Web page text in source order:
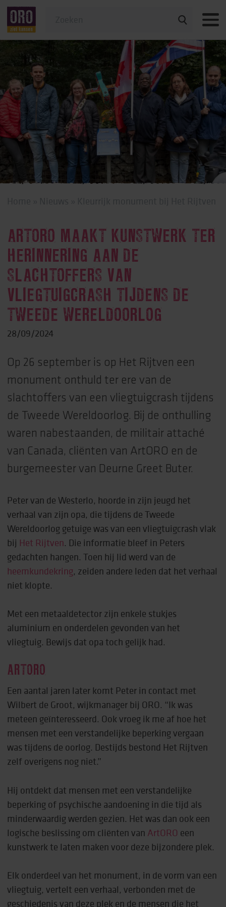
Veelgestelde vragen
ARTORO MAAKT KUNSTWERK TER
HERINNERING AAN DE
SLACHTOFFERS VAN
VLIEGTUIGCRASH TIJDENS DE
TWEEDE WERELDOORLOG
28/09/2024
Op 26 september is op Het Rijtven een
monument onthuld ter ere van de
slachtoffers van een vliegtuigcrash tijdens
de Tweede Wereldoorlog. Bij de onthulling
waren nabestaanden, de militair attaché
van Canada, cliënten van ArtORO en de
burgemeester van Deurne Greet Buter.
Peter van de Westerlo, hoorde in zijn jeugd het
verhaal van zijn opa, die tijdens de Tweede
Wereldoorlog getuige was van een vliegtuigcrash vlak
bij Het Rijtven. Die informatie bleef in Peters
gedachten hangen. Toen hij lid werd van de
heemkundekring, zeiden andere leden dat het verhaal
niet klopte.
Met een metaaldetector zijn enkele stukjes
aluminium en onderdelen gevonden van het
vliegtuig. Bewijs dat opa toch gelijk had.
ARTORO
Een aantal jaren later komt Peter in contact met
Wilbert de Groot, wijkmanager bij ORO. “Ik was
meteen geïnteresseerd. Ook vroeg ik me af hoe het
mensen met een verstandelijke beperking vergaan
was tijdens de oorlog. Destijds bestond Het Rijtven
zelf overigens nog niet.”
Hij ontdekt dat mensen met een verstandelijke
beperking of psychische aandoening in die tijd als
minderwaardig werden gezien. Het was dan ook een
logische beslissing om cliënten van ArtORO een
kunstwerk te laten maken voor deze bijzondere plek.
Elk onderdeel van het monument, in de vorm van een
vliegtuig, vertelt een verhaal, verbonden met de
geschiedenis van deze plek en de mensen die het